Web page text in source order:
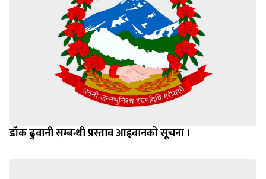
डाँक ढुवानी सम्बन्धी प्रस्ताव आह्रवानको सूचना ।